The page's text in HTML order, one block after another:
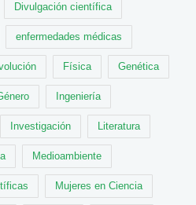
Divulgación científica
enfermedades médicas
Física Genética
Ingeniería
Investigación Literatura
Medioambiente
Mujeres en Ciencia